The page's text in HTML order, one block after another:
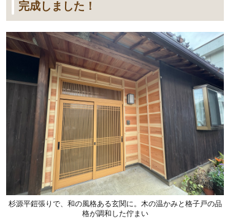
完成しました！
杉源平鎧張りで、和の風格ある玄関に。木の温かみと格子戸の品
格が調和した佇まい